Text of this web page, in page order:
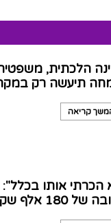
הלכתית,
תיעשה רק
קריאה
הכרתי אותו
180 אלף שקל